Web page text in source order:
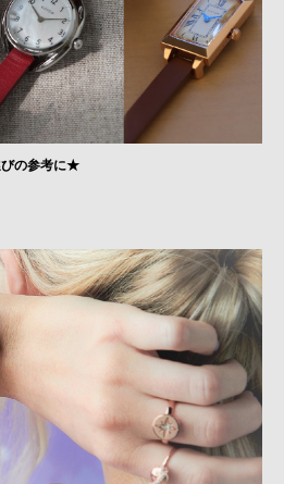
びの参考に★